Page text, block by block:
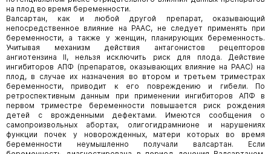
на плод во время беременности.
Валсартан, как и любой другой препарат, оказывающий
непосредственное влияние на РААС, не следует применять при
беременности, а также у женщин, планирующих беременность.
Учитывая механизм действия антагонистов рецепторов
ангиотензина II, нельзя исключить риск для плода. Действие
ингибиторов АПФ (препаратов, оказывающих влияние на РААС) на
плод, в случае их назначения во втором и третьем триместрах
беременности, приводит к его повреждению и гибели. По
ретроспективным данным при применении ингибиторов АПФ в
первом триместре беременности повышается риск рождения
детей с врожденными дефектами. Имеются сообщения о
самопроизвольных абортах, олигогидрамнионе и нарушениях
функции почек у новорожденных, матери которых во время
беременности неумышленно получали валсартан. Если